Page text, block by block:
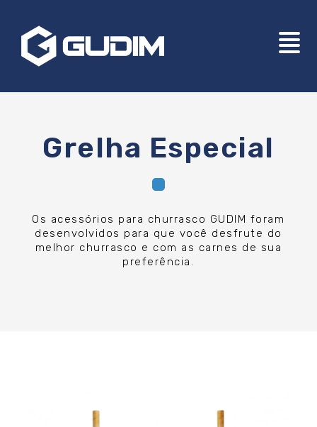
Grelha Especial
Os acessórios para churrasco GUDIM foram
desenvolvidos para que você desfrute do
melhor churrasco e com as carnes de sua
preferência.